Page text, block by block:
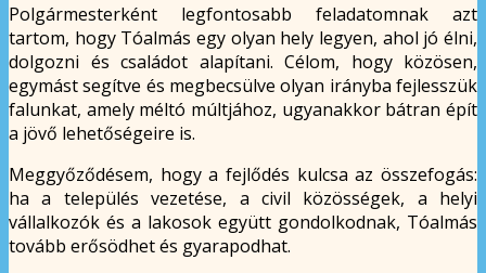
Polgármesterként legfontosabb feladatomnak azt
tartom, hogy Tóalmás egy olyan hely legyen, ahol jó élni,
dolgozni és családot alapítani. Célom, hogy közösen,
egymást segítve és megbecsülve olyan irányba fejlesszük
falunkat, amely méltó múltjához, ugyanakkor bátran épít
a jövő lehetőségeire is.
Meggyőződésem, hogy a fejlődés kulcsa az összefogás:
ha a település vezetése, a civil közösségek, a helyi
vállalkozók és a lakosok együtt gondolkodnak, Tóalmás
tovább erősödhet és gyarapodhat.